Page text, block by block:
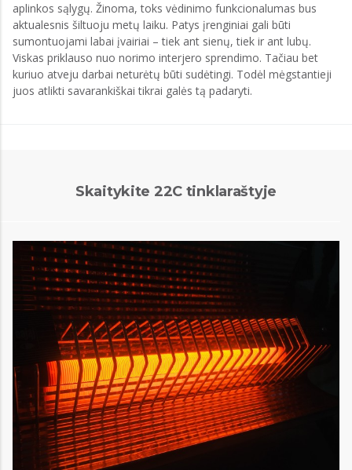
aplinkos sąlygų. Žinoma, toks vėdinimo funkcionalumas bus
aktualesnis šiltuoju metų laiku. Patys įrenginiai gali būti
sumontuojami labai įvairiai – tiek ant sienų, tiek ir ant lubų.
Viskas priklauso nuo norimo interjero sprendimo. Tačiau bet
kuriuo atveju darbai neturėtų būti sudėtingi. Todėl mėgstantieji
juos atlikti savarankiškai tikrai galės tą padaryti.
Skaitykite 22C tinklaraštyje